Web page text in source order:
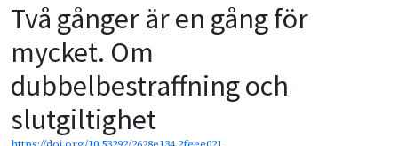
Två gånger är en gång för
mycket. Om
dubbelbestraffning och
slutgiltighet